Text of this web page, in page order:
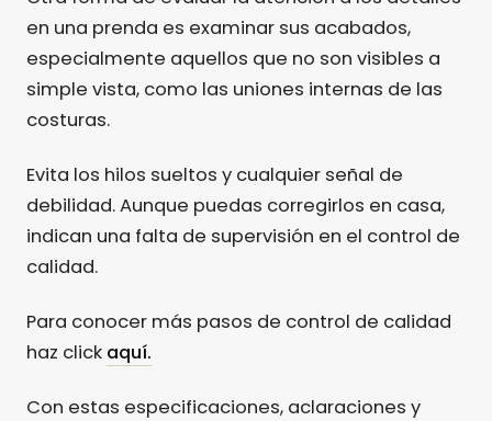
en una prenda es examinar sus acabados,
especialmente aquellos que no son visibles a
simple vista, como las uniones internas de las
costuras.
Evita los hilos sueltos y cualquier señal de
debilidad. Aunque puedas corregirlos en casa,
indican una falta de supervisión en el control de
calidad.
Para conocer más pasos de control de calidad
haz click aquí.
Con estas especificaciones, aclaraciones y